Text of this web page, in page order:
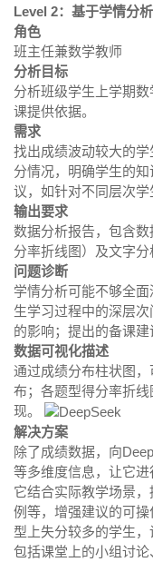
Level 2：基于学情分
角色
班主任兼数学教师
分析目标
分析班级学生上学期
课提供依据。
需求
找出成绩波动较大的
分情况，明确学生的
议，如针对不同层次学
输出要求
数据分析报告，包含
分率折线图）及文字分
问题诊断
学情分析可能不够全
生学习过程中的深层
的影响；提出的备课建
数据可视化描述
通过成绩分布柱状图
布；各题型得分率折
现。
解决方案
除了成绩数据，向
等多维度信息，让它
它结合实际教学场景
例等，增强建议的可
型上失分较多的学生，
包括课堂上的小组讨